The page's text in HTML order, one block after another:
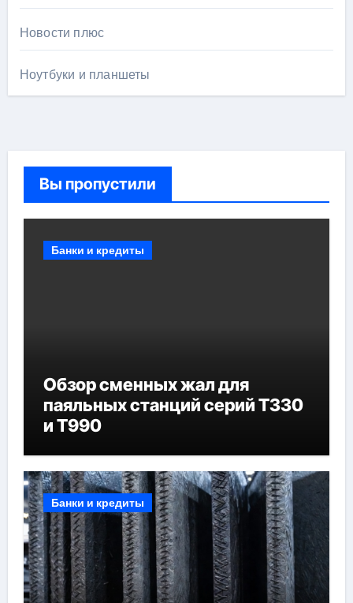
Новости плюс
Ноутбуки и планшеты
Вы пропустили
Банки и кредиты
Обзор сменных жал для
паяльных станций серий T330
и T990
Банки и кредиты